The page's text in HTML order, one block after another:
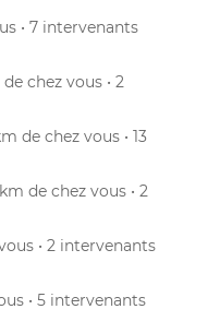
• 7 intervenants
de chez vous • 2
de chez vous • 13
de chez vous • 2
• 2 intervenants
• 5 intervenants